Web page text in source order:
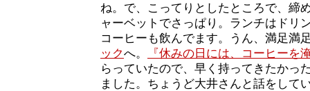
ね。で、こってりとしたところで、締
ャーベットでさっぱり。ランチはドリ
コーヒーも飲んでます。うん、満足満
ックへ。
『休みの日には、コーヒーを
らっていたので、早く持ってきたかっ
ました。ちょうど大井さんと話をして